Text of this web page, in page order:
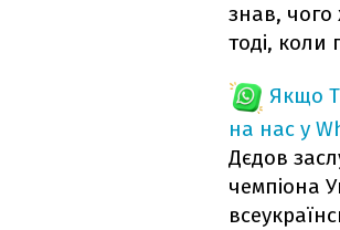
знав, чого
тоді,
Якщо
на нас у
Дєдов
чемпіона